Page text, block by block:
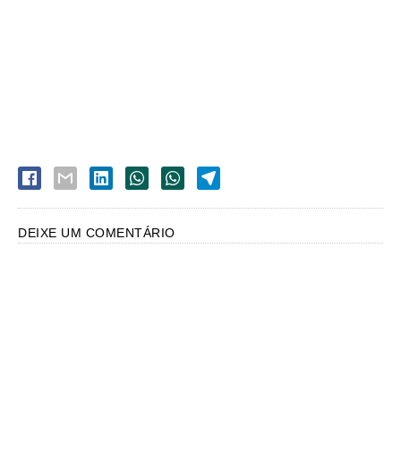
DEIXE UM COMENTÁRIO